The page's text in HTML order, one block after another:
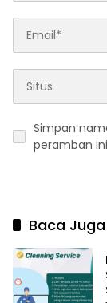
Simpan
peramban
Baca Juga